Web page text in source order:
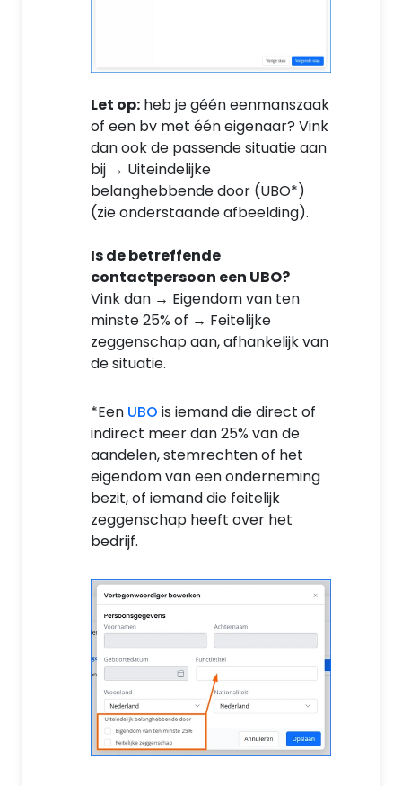
Let op: heb je géén eenmanszaak
of een bv met één eigenaar? Vink
dan ook de passende situatie aan
bij → Uiteindelijke
belanghebbende door (UBO*)
(zie onderstaande afbeelding).
Is de betreffende
contactpersoon een UBO?
Vink dan → Eigendom van ten
minste 25% of → Feitelijke
zeggenschap aan, afhankelijk van
de situatie.
*Een UBO is iemand die direct of
indirect meer dan 25% van de
aandelen, stemrechten of het
eigendom van een onderneming
bezit, of iemand die feitelijk
zeggenschap heeft over het
bedrijf.